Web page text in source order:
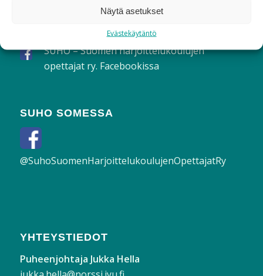
Näytä asetukset
Evästekäytäntö
tavoitteena on mm. jäsenistönä edunvalvonta
yhteistyössä OAJ:n kanssa.
SUHO – Suomen harjoittelukoulujen
opettajat ry. Facebookissa
SUHO SOMESSA
@SuhoSuomenHarjoittelukoulujenOpettajatRy
YHTEYSTIEDOT
Puheenjohtaja Jukka Hella